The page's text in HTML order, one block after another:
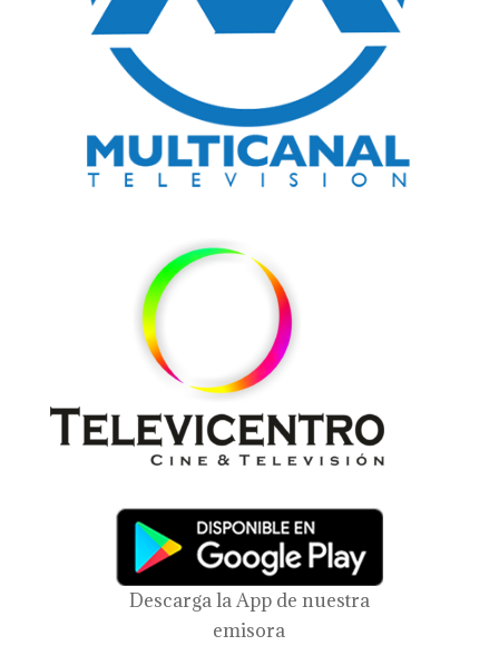
Descarga la App de nuestra
emisora